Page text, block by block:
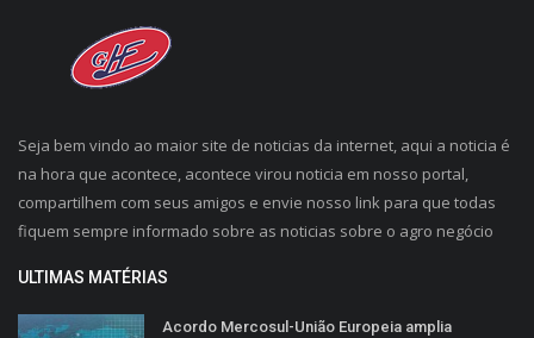
Seja bem vindo ao maior site de noticias da internet, aqui a noticia é
na hora que acontece, acontece virou noticia em nosso portal,
compartilhem com seus amigos e envie nosso link para que todas
fiquem sempre informado sobre as noticias sobre o agro negócio
ULTIMAS MATÉRIAS
Acordo Mercosul-União Europeia amplia